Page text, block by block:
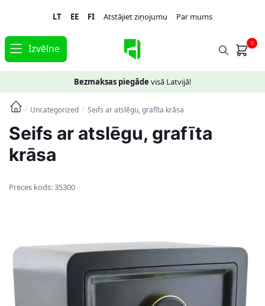
navigation
content
LT EE FI Atstājiet ziņojumu Par mums
Izvēlne 0
Bezmaksas piegāde visā Latvijā!
/ Uncategorized / Seifs ar atslēgu, grafīta krāsa
Seifs ar atslēgu, grafīta
krāsa
Preces kods:35300